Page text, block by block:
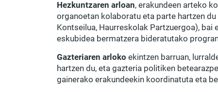
Hezkuntzaren arloan, erakundeen arteko
organoetan kolaboratu eta parte hartzen
Kontseilua, Haurreskolak Partzuergoa), bai
eskubidea bermatzera bideratutako
Gazteriaren arloko ekintzen barruan,
hartzen du, eta gazteria politiken
gainerako erakundeekin koordinatuta eta